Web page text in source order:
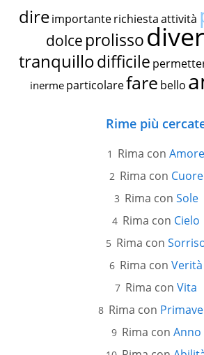
dire importante richiestaattività
dolce prolisso
tranquillodifficile
inerme particolarefare bello
Rime più
Rima con Amore
Rima con Cuore
Rima con Sole
Rima con Cielo
Rima con
Rima con Verità
Rima con Vita
Rima con
Rima con Anno